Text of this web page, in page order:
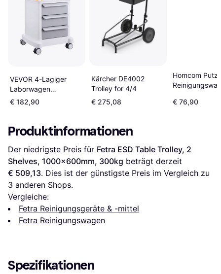
VEVOR 4-Lagiger
Laborwagen
Medizinwagen
Servierwagen
€ 182,90
Kärcher DE4002
Trolley for 4/4
€ 275,08
Homcom
73x45x92cm
€ 76,90
Produktinformationen
Der niedrigste Preis für Fetra ESD Table Trolley, 2
Shelves, 1000x600mm, 300kg
€ 509,13
3 anderen Shops.
Vergleiche:
Fetra Reinigungsgeräte & -mittel
Fetra Reinigungswagen
Spezifikationen